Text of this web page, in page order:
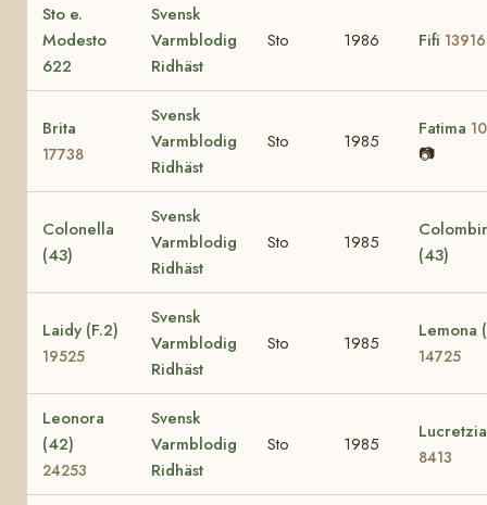
Sto e.
Modesto
622
Svensk
Varmblodig
Ridhäst
Sto 1986 Fifi 13916
Brita
17738
Svensk
Varmblodig
Ridhäst
Sto 1985
Fatima
📷
Colonella
(43)
Svensk
Varmblodig
Ridhäst
Sto 1985
(43)
Laidy (F.2)
19525
Svensk
Varmblodig
Ridhäst
Sto 1985
Lemona
14725
Leonora
(42)
24253
Svensk
Varmblodig
Ridhäst
Sto 1985
8413